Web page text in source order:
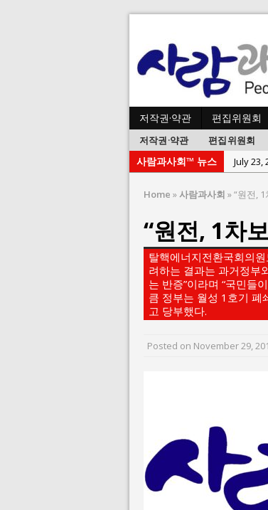
저작권·약관 편집위원회
저작권·약관 편집위원회
사람과사회™ 뉴스 July 23,
June
June 8,
June 2,
May
July 26,
Home »사람과사회 »“원전,
“원전, 1차
탈핵에너지전환국회의
려하는 결과는 과거정부
는 반증”이라며 “국민들
큼 정부는 월성 1호기 폐
고 당부했다.
Posted on November 29,